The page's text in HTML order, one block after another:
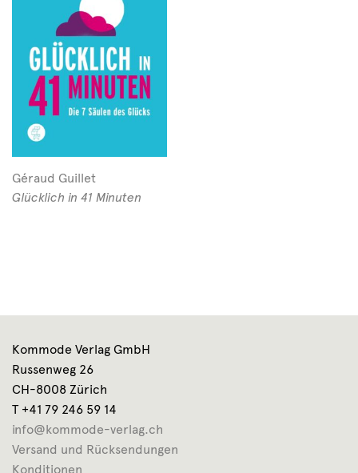
Géraud Guillet
Glücklich in 41 Minuten
Kommode Verlag GmbH
Russenweg 26
CH-8008 Zürich
T +41 79 246 59 14
info@kommode-verlag.ch
Versand und Rücksendungen
Konditionen